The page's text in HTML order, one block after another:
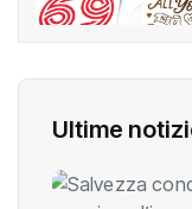
Ultime